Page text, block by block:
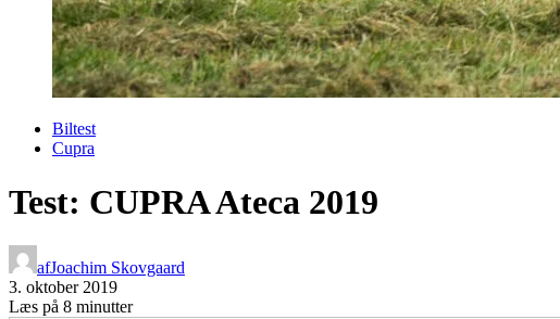
Biltest
Cupra
Test: CUPRA Ateca 2019
afJoachim Skovgaard
3. oktober 2019
Læs på 8 minutter